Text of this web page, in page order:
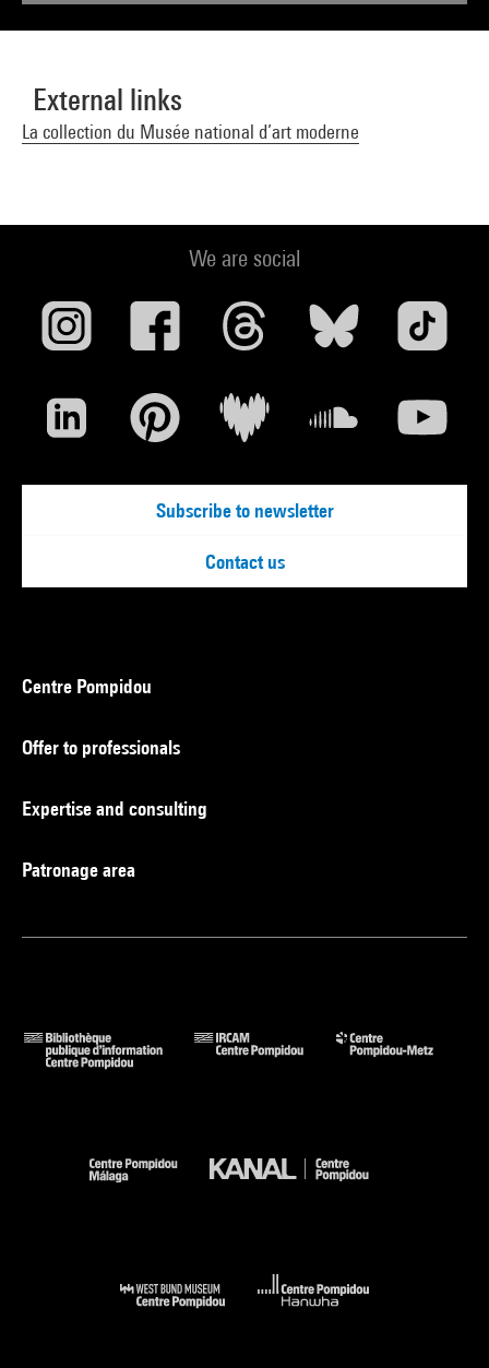
External links
La collection du Musée national d’art moderne
We are social
Subscribe to newsletter
Contact us
Centre Pompidou
Offer to professionals
Expertise and consulting
Patronage area